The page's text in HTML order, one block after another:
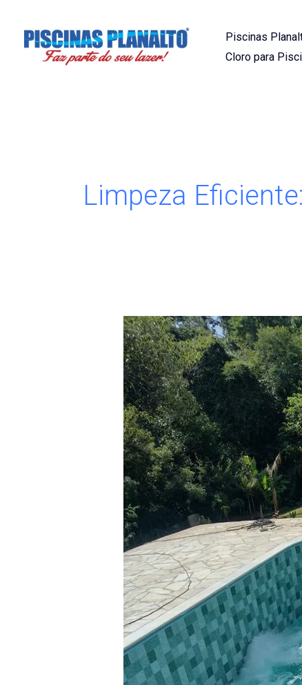
Piscinas
Cloro para
Limpeza Eficiente:
Limpeza
Eficiente:
Filtros
e
Bombas
para
Piscinas
Impecáveis